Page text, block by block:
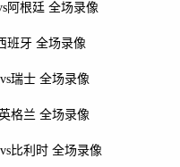
阿根廷 全场录像
班牙 全场录像
瑞士 全场录像
格兰 全场录像
比利时 全场录像